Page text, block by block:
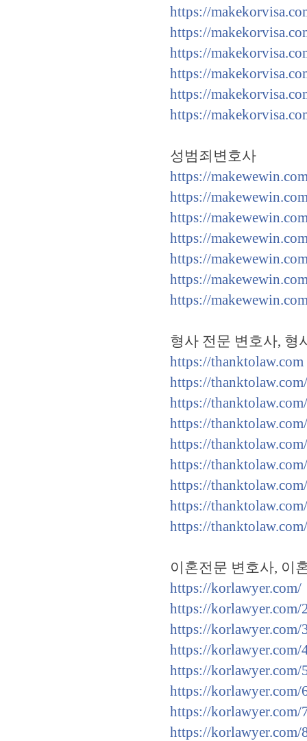
https://
https://
https://
https://
https://
https://
성범죄변호사
https://
https://
https://
https://
https://
https://
https://
형사 전문 변호사, 형
https://thanktolaw.com
https://
https://
https://
https://
https://
https://
https://
https://
이혼전문 변호사, 이
https://korlawyer.com/
https://korlawyer.com/
https://korlawyer.com/
https://korlawyer.com/
https://korlawyer.com/
https://korlawyer.com/
https://korlawyer.com/
https://korlawyer.com/